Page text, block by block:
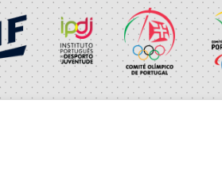
ABC DE BRAGA /OBO Bettermann
MADEIRA SAD